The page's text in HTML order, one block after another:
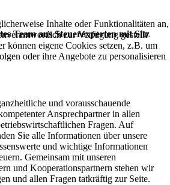
Team aus Steuerexperten mit Sitz
und vorausschauende
Ansprechpartner in allen
Fragen. Auf
Sie alle Informationen über unsere
und wichtige Informationen
Gemeinsam mit unseren
und Kooperationspartnern stehen wir
und allen Fragen tatkräftig zur Seite.
Inhalte oder Funktionalitäten an,
zur Verfügung gestellt
können eigene Cookies setzen, z.B. um
oder ihre Angebote zu personalisieren